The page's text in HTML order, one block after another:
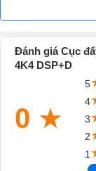
khách sạn, và các
1. Hỗ Trợ Đa Khu
Powersoft
Loa trở kháng thấp
âm thanh sân khấu,
Cặp kênh cầu nối
công suất đầu ra khi
Đánh giá Cục
4K4 DSP+D
0 ★
5
4
3
2
1